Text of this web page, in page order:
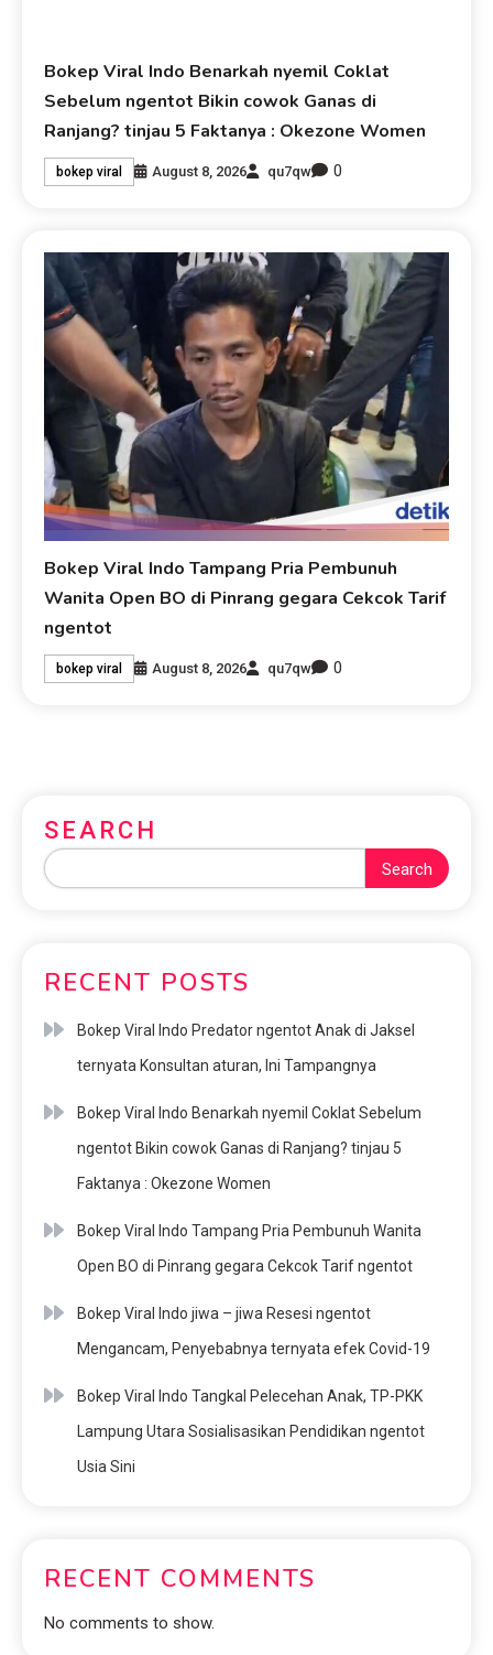
Bokep Viral Indo Benarkah nyemil Coklat
Sebelum ngentot Bikin cowok Ganas di
Ranjang? tinjau 5 Faktanya : Okezone Women
bokep viral August 8, 2026 qu7qw 0
Bokep Viral Indo Tampang Pria Pembunuh
Wanita Open BO di Pinrang gegara Cekcok Tarif
ngentot
bokep viral August 8, 2026 qu7qw 0
SEARCH
Search
RECENT POSTS
Bokep Viral Indo Predator ngentot Anak di Jaksel
ternyata Konsultan aturan, Ini Tampangnya
Bokep Viral Indo Benarkah nyemil Coklat Sebelum
ngentot Bikin cowok Ganas di Ranjang? tinjau 5
Faktanya : Okezone Women
Bokep Viral Indo Tampang Pria Pembunuh Wanita
Open BO di Pinrang gegara Cekcok Tarif ngentot
Bokep Viral Indo jiwa – jiwa Resesi ngentot
Mengancam, Penyebabnya ternyata efek Covid-19
Bokep Viral Indo Tangkal Pelecehan Anak, TP-PKK
Lampung Utara Sosialisasikan Pendidikan ngentot
Usia Sini
RECENT COMMENTS
No comments to show.